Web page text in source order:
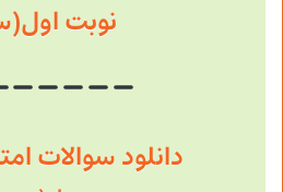
نوبت
دانلود سوالات